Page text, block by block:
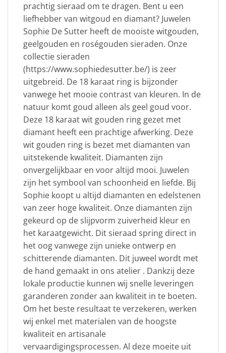
prachtig sieraad om te dragen. Bent u een
liefhebber van witgoud en diamant? Juwelen
Sophie De Sutter heeft de mooiste witgouden,
geelgouden en roségouden sieraden. Onze
collectie sieraden
(https://www.sophiedesutter.be/) is zeer
uitgebreid. De 18 karaat ring is bijzonder
vanwege het mooie contrast van kleuren. In de
natuur komt goud alleen als geel goud voor.
Deze 18 karaat wit gouden ring gezet met
diamant heeft een prachtige afwerking. Deze
wit gouden ring is bezet met diamanten van
uitstekende kwaliteit. Diamanten zijn
onvergelijkbaar en voor altijd mooi. Juwelen
zijn het symbool van schoonheid en liefde. Bij
Sophie koopt u altijd diamanten en edelstenen
van zeer hoge kwaliteit. Onze diamanten zijn
gekeurd op de slijpvorm zuiverheid kleur en
het karaatgewicht. Dit sieraad spring direct in
het oog vanwege zijn unieke ontwerp en
schitterende diamanten. Dit juweel wordt met
de hand gemaakt in ons atelier . Dankzij deze
lokale productie kunnen wij snelle leveringen
garanderen zonder aan kwaliteit in te boeten.
Om het beste resultaat te verzekeren, werken
wij enkel met materialen van de hoogste
kwaliteit en artisanale
vervaardigingsprocessen. Al deze moeite uit